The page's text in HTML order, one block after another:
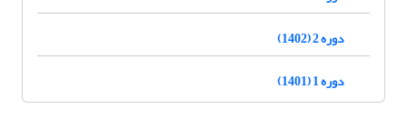
دوره 2 (1402)
دوره 1 (1401)